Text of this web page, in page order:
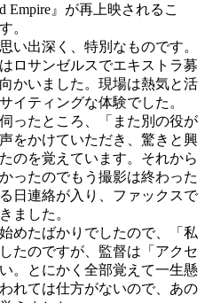
Empire』が再上映されるこ
。
い出深く、特別なものです。
ロサンゼルスでエキストラ募
かいました。現場は熱気と活
イティングな体験でした。
ったところ、「また別の役が
をかけていただき、驚きと興
のを覚えています。それから
ったのでもう撮影は終わった
日連絡が入り、ファックスで
ました。
めたばかりでしたので、「私
たのですが、監督は「アクセ
。とにかく全部覚えて一生懸
れては仕方がないので、あの